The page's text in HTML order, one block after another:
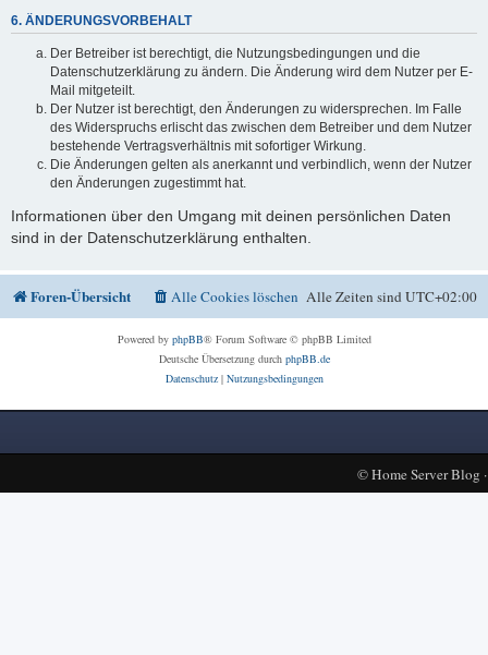
6. ÄNDERUNGSVORBEHALT
Der Betreiber ist berechtigt, die Nutzungsbedingungen und die
Datenschutzerklärung zu ändern. Die Änderung wird dem Nutzer per E-
Mail mitgeteilt.
Der Nutzer ist berechtigt, den Änderungen zu widersprechen. Im Falle
des Widerspruchs erlischt das zwischen dem Betreiber und dem Nutzer
bestehende Vertragsverhältnis mit sofortiger Wirkung.
Die Änderungen gelten als anerkannt und verbindlich, wenn der Nutzer
den Änderungen zugestimmt hat.
Informationen über den Umgang mit deinen persönlichen Daten
sind in der Datenschutzerklärung enthalten.
Foren-Übersicht Alle Zeiten sindUTC+02:00
Alle Cookies löschen
Powered by phpBB® Forum Software © phpBB Limited
Deutsche Übersetzung durch phpBB.de
Datenschutz| Nutzungsbedingungen
©Home Server Blog